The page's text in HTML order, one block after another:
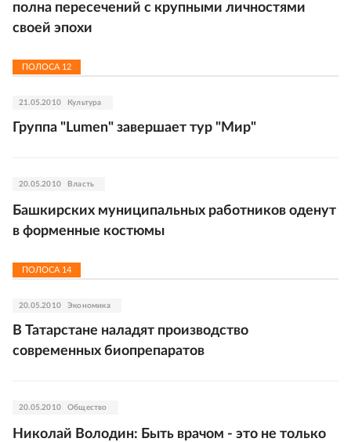
полна пересечений с крупными личностями
своей эпохи
ПОЛОСА 12
21.05.2010 Культура
Группа "Lumen" завершает тур "Мир"
20.05.2010 Власть
Башкирских муниципальных работников оденут
в форменные костюмы
ПОЛОСА 14
20.05.2010 Экономика
В Татарстане наладят производство
современных биопрепаратов
20.05.2010 Общество
Николай Володин: Быть врачом - это не только